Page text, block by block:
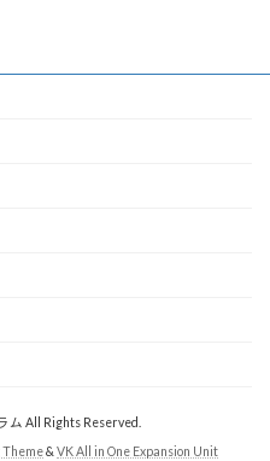
All Rights Reserved.
Theme& VK All in One Expansion Unit